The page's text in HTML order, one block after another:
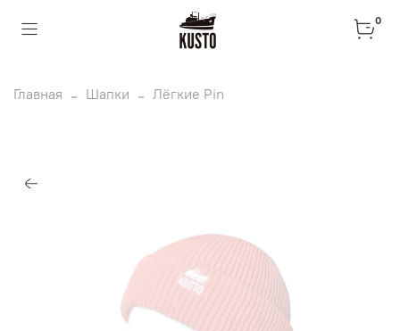
0
Главная Шапки Лёгкие Pin